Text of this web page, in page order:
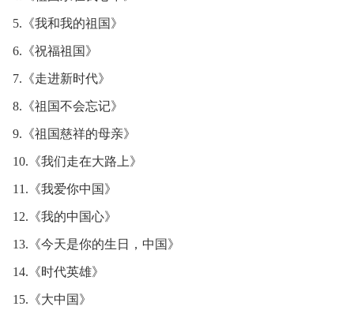
5.《我和我的祖国》
6.《祝福祖国》
7.《走进新时代》
8.《祖国不会忘记》
9.《祖国慈祥的母亲》
10.《我们走在大路上》
11.《我爱你中国》
12.《我的中国心》
13.《今天是你的生日，中国》
14.《时代英雄》
15.《大中国》